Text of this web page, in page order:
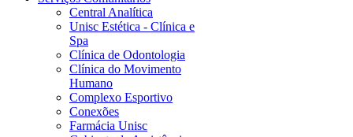
Central Analítica
Unisc Estética - Clínica e
Spa
Clínica de Odontologia
Clínica do Movimento
Humano
Complexo Esportivo
Conexões
Farmácia Unisc